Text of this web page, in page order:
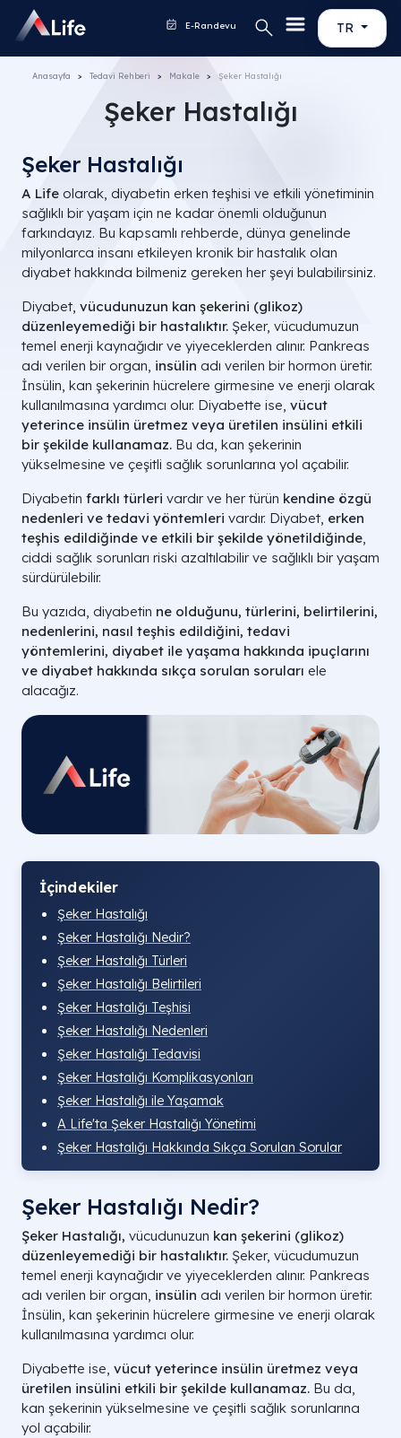
TR
E-Randevu
Anasayfa Tedavi Rehberi Makale Şeker Hastalığı
Şeker Hastalığı
Şeker Hastalığı
A Life olarak, diyabetin erken teşhisi ve etkili yönetiminin
sağlıklı bir yaşam için ne kadar önemli olduğunun
farkındayız. Bu kapsamlı rehberde, dünya genelinde
milyonlarca insanı etkileyen kronik bir hastalık olan
diyabet hakkında bilmeniz gereken her şeyi bulabilirsiniz.
Diyabet, vücudunuzun kan şekerini (glikoz)
düzenleyemediği bir hastalıktır. Şeker, vücudumuzun
temel enerji kaynağıdır ve yiyeceklerden alınır. Pankreas
adı verilen bir organ, insülin adı verilen bir hormon üretir.
İnsülin, kan şekerinin hücrelere girmesine ve enerji olarak
kullanılmasına yardımcı olur. Diyabette ise, vücut
yeterince insülin üretmez veya üretilen insülini etkili
bir şekilde kullanamaz. Bu da, kan şekerinin
yükselmesine ve çeşitli sağlık sorunlarına yol açabilir.
Diyabetin farklı türleri vardır ve her türün kendine özgü
nedenleri ve tedavi yöntemleri vardır. Diyabet, erken
teşhis edildiğinde ve etkili bir şekilde yönetildiğinde,
ciddi sağlık sorunları riski azaltılabilir ve sağlıklı bir yaşam
sürdürülebilir.
Bu yazıda, diyabetin ne olduğunu, türlerini, belirtilerini,
nedenlerini, nasıl teşhis edildiğini, tedavi
yöntemlerini, diyabet ile yaşama hakkında ipuçlarını
ve diyabet hakkında sıkça sorulan soruları ele
alacağız.
İçindekiler
Şeker Hastalığı
Şeker Hastalığı Nedir?
Şeker Hastalığı Türleri
Şeker Hastalığı Belirtileri
Şeker Hastalığı Teşhisi
Şeker Hastalığı Nedenleri
Şeker Hastalığı Tedavisi
Şeker Hastalığı Komplikasyonları
Şeker Hastalığı ile Yaşamak
A Life'ta Şeker Hastalığı Yönetimi
Şeker Hastalığı Hakkında Sıkça Sorulan Sorular
Şeker Hastalığı Nedir?
Şeker Hastalığı, vücudunuzun kan şekerini (glikoz)
düzenleyemediği bir hastalıktır. Şeker, vücudumuzun
temel enerji kaynağıdır ve yiyeceklerden alınır. Pankreas
adı verilen bir organ, insülin adı verilen bir hormon üretir.
İnsülin, kan şekerinin hücrelere girmesine ve enerji olarak
kullanılmasına yardımcı olur.
Diyabette ise, vücut yeterince insülin üretmez veya
üretilen insülini etkili bir şekilde kullanamaz. Bu da,
kan şekerinin yükselmesine ve çeşitli sağlık sorunlarına
yol açabilir.